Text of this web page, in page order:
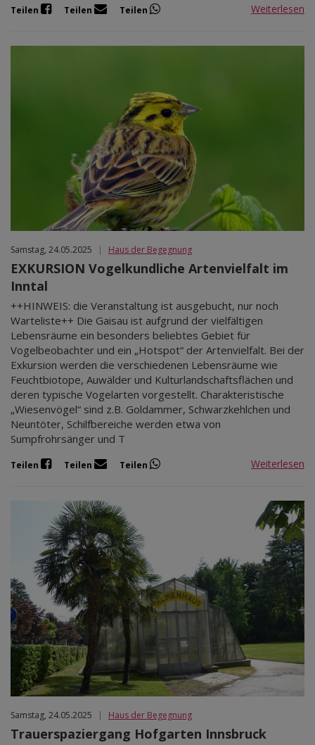
Teilen Teilen Teilen Weiterlesen
Samstag, 24.05.2025 | Haus der Begegnung
EXKURSION Vogelkundliche Artenvielfalt im
Inntal
++HINWEIS: die Veranstaltung ist ausgebucht, nur noch
Warteliste++ Die Gaisau ist aufgrund der vielfältigen
Lebensräume ein besonders beliebtes Gebiet für
Vogelbeobachter und ein „Hotspot“ der Artenvielfalt. Bei der
Exkursion werden die verschiedenen Lebensräume wie
Feuchtbiotope, Auwälder und Kulturlandschaftsflächen und
deren typische Vogelarten vorgestellt. Charakteristische
„Wiesenvögel“ sind z.B. Goldammer, Schwarzkehlchen und
Neuntöter, Schilfbereiche werden etwa von
Sumpfrohrsänger und T
Teilen Teilen Teilen Weiterlesen
Samstag, 24.05.2025 | Haus der Begegnung
Trauerspaziergang Hofgarten Innsbruck